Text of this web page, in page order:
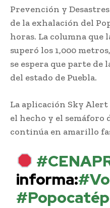
Prevención y
de la exhalación del
horas. La columna que
superó los 1,000
se espera que parte de
del estado de Puebla.
La aplicación Sky
el hecho y el semáforo
continúa en amarillo
informa: